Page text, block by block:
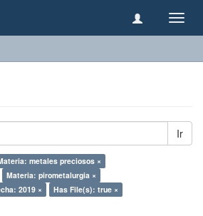
Ir
metales preciosos ×
Materia: pirometalurgia ×
2019 ×
Has File(s): true ×